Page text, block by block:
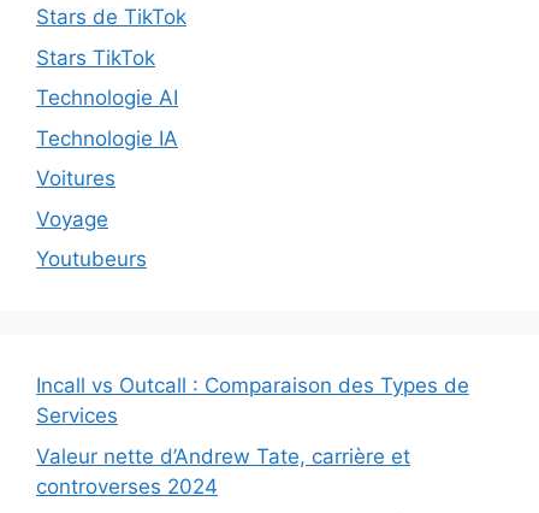
Stars de TikTok
Stars TikTok
Technologie AI
Technologie IA
Voitures
Voyage
Youtubeurs
Incall vs Outcall : Comparaison des Types de
Services
Valeur nette d’Andrew Tate, carrière et
controverses 2024